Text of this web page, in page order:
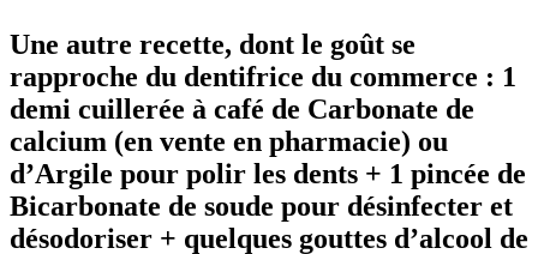
Une autre recette, dont le goût se
rapproche du dentifrice du commerce : 1
demi cuillerée à café de Carbonate de
calcium (en vente en pharmacie) ou
d’Argile pour polir les dents + 1 pincée de
Bicarbonate de soude pour désinfecter et
désodoriser + quelques gouttes d’alcool de